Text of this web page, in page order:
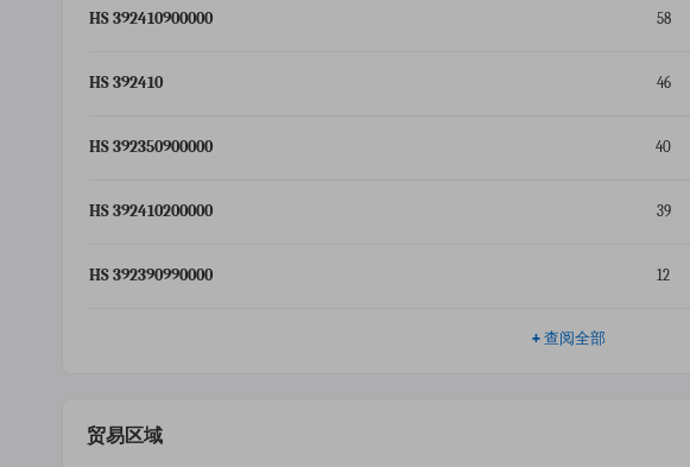
HS 392410900000 58
HS 392410 46
HS 392350900000 40
HS 392410200000 39
HS 392390990000 12
+ 查阅全部
贸易区域